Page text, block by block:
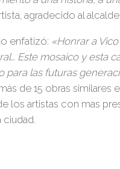
agradecido al alcalde.
enfatizó: «Honrar a
Este mosaico y esta
para las futuras
de 15 obras similares
los artistas con mas